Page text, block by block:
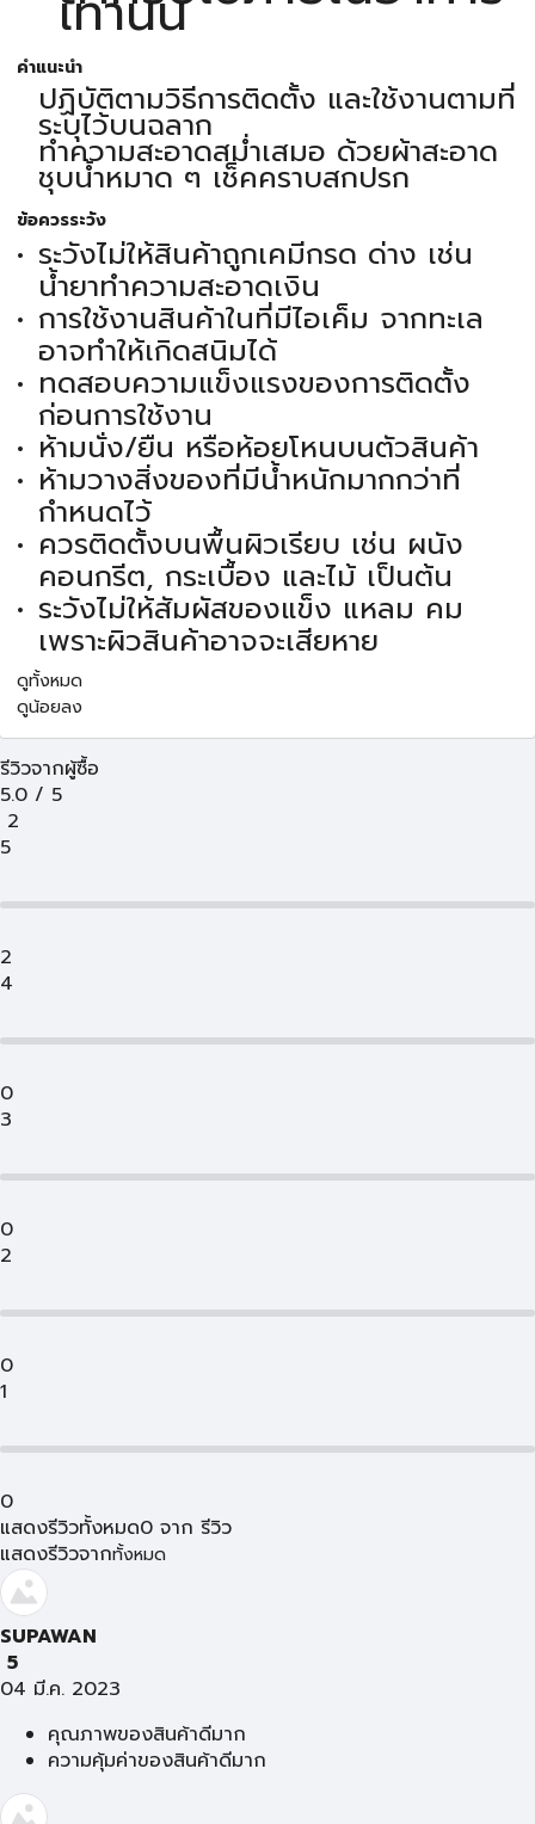
คำแนะนำ
ปฏิบัติตามวิธีการติดตั้ง และใช้งานตามที่
ระบุไว้บนฉลาก
ทำความสะอาดสม่ำเสมอ ด้วยผ้าสะอาด
ชุบน้ำหมาด ๆ เช็คคราบสกปรก
ข้อควรระวัง
ระวังไม่ให้สินค้าถูกเคมีกรด ด่าง เช่น
น้ำยาทำความสะอาดเงิน
การใช้งานสินค้าในที่มีไอเค็ม จากทะเล
อาจทำให้เกิดสนิมได้
ทดสอบความแข็งแรงของการติดตั้ง
ก่อนการใช้งาน
ห้ามนั่ง/ยืน หรือห้อยโหนบนตัวสินค้า
ห้ามวางสิ่งของที่มีน้ำหนักมากกว่าที่
กำหนดไว้
ควรติดตั้งบนพื้นผิวเรียบ เช่น ผนัง
คอนกรีต, กระเบื้อง และไม้ เป็นต้น
ระวังไม่ให้สัมผัสของแข็ง แหลม คม
เพราะผิวสินค้าอาจจะเสียหาย
ดูทั้งหมด
ดูน้อยลง
รีวิวจากผู้ซื้อ
5.0 / 5
2
5
2
4
0
3
0
2
0
1
0
แสดงรีวิวทั้งหมด0 จาก รีวิว
แสดงรีวิวจากทั้งหมด
SUPAWAN
5
04 มี.ค. 2023
คุณภาพของสินค้าดีมาก
ความคุ้มค่าของสินค้าดีมาก